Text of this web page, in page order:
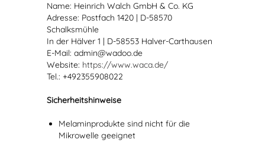
Name: Heinrich Walch GmbH & Co. KG
Adresse: Postfach 1420 | D-58570
Schalksmühle
In der Hälver 1 | D-58553 Halver-Carthausen
E-Mail: admin@wadoo.de
Website: https://www.waca.de/
Tel.: +492355908022
Sicherheitshinweise
Melaminprodukte sind nicht für die
Mikrowelle geeignet